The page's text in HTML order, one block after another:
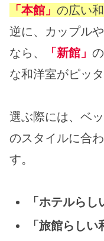
「本館」 の広い
逆に、カップル
なら、
「新館」
な和洋室がピッタ
選ぶ際には、ベ
のスタイルに合
す。
「ホテルら
「旅館らし